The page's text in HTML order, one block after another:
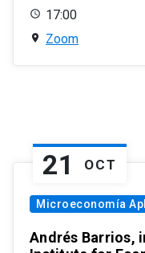
17:00
Zoom
21 OCT
Microeconomía
Andrés Barrios,